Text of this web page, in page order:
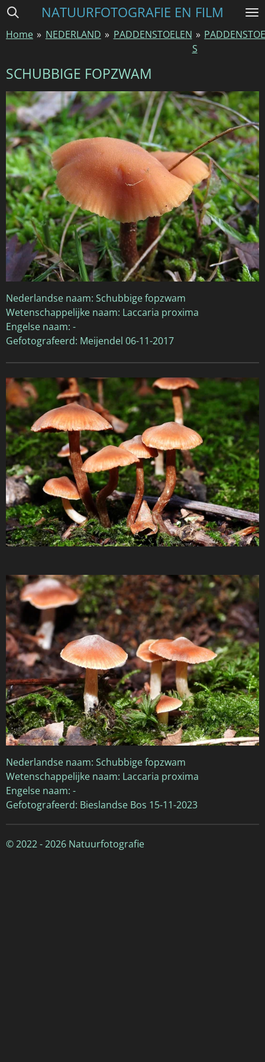
Ga
naar
hoofdinhoud
NATUURFOTOGRAFIE EN FILM
Home » NEDERLAND » PADDENSTOELEN »
S
SCHUBBIGE FOPZWAM
Nederlandse naam: Schubbige fopzwam
Wetenschappelijke naam: Laccaria proxima
Engelse naam: -
Gefotografeerd: Meijendel 06-11-2017
Nederlandse naam: Schubbige fopzwam
Wetenschappelijke naam: Laccaria proxima
Engelse naam: -
Gefotografeerd: Bieslandse Bos 15-11-2023
© 2022 - 2026 Natuurfotografie